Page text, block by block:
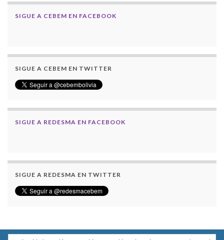
SIGUE A CEBEM EN FACEBOOK
SIGUE A CEBEM EN TWITTER
SIGUE A REDESMA EN FACEBOOK
SIGUE A REDESMA EN TWITTER